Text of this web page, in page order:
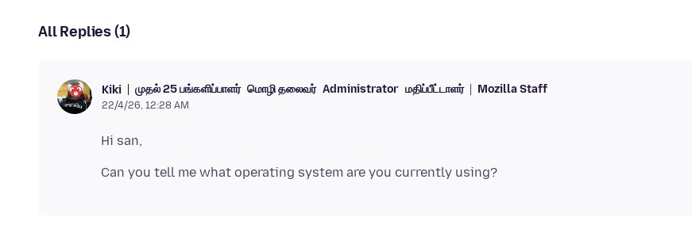
All Replies (1)
Kiki முதல் 25 பங்களிப்பாளர் மொழி தலைவர் Administrator மதிப்பீட்டாளர் Mozilla Staff
22/4/26, 12:28 AM